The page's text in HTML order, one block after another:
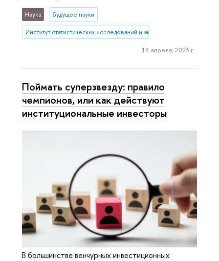
Наука будущее науки
Институт статистических исследований и экономики знаний
14 апреля, 2023 г.
Поймать суперзвезду: правило
чемпионов, или как действуют
институциональные инвесторы
В большинстве венчурных инвестиционных